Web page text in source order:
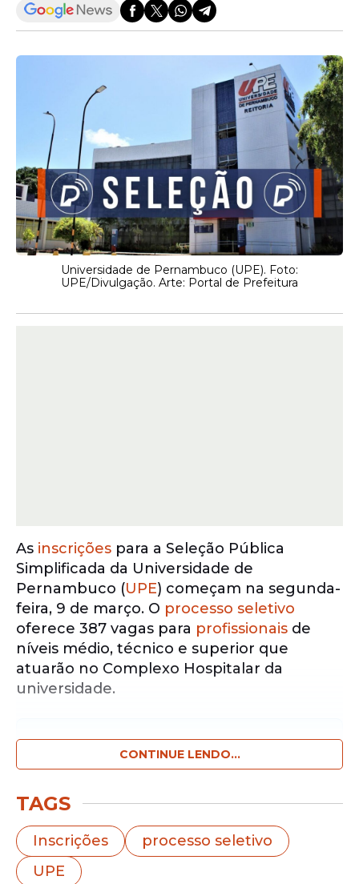
Universidade de Pernambuco (UPE). Foto:
UPE/Divulgação. Arte: Portal de Prefeitura
As inscrições para a Seleção Pública
Simplificada da Universidade de
Pernambuco (UPE) começam na segunda-
feira, 9 de março. O processo seletivo
oferece 387 vagas para profissionais de
níveis médio, técnico e superior que
atuarão no Complexo Hospitalar da
universidade.
Notícias pelo WhatsApp
Receba as notícias exclusivas do
de Prefeiturapelo nosso canal.
A UPE publicou o edital no dia 24 de
fevereiro e confirmou que as contratações
CONTINUE LENDO...
TAGS
Inscrições
processo seletivo
UPE